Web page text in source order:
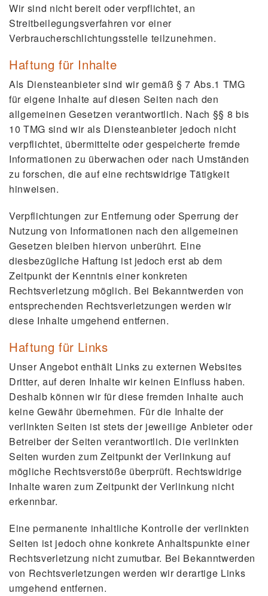
Wir sind nicht bereit oder verpflichtet, an
Streitbeilegungsverfahren vor einer
Verbraucherschlichtungsstelle teilzunehmen.
Haftung für Inhalte
Als Diensteanbieter sind wir gemäß § 7 Abs.1 TMG
für eigene Inhalte auf diesen Seiten nach den
allgemeinen Gesetzen verantwortlich. Nach §§ 8 bis
10 TMG sind wir als Diensteanbieter jedoch nicht
verpflichtet, übermittelte oder gespeicherte fremde
Informationen zu überwachen oder nach Umständen
zu forschen, die auf eine rechtswidrige Tätigkeit
hinweisen.
Verpflichtungen zur Entfernung oder Sperrung der
Nutzung von Informationen nach den allgemeinen
Gesetzen bleiben hiervon unberührt. Eine
diesbezügliche Haftung ist jedoch erst ab dem
Zeitpunkt der Kenntnis einer konkreten
Rechtsverletzung möglich. Bei Bekanntwerden von
entsprechenden Rechtsverletzungen werden wir
diese Inhalte umgehend entfernen.
Haftung für Links
Unser Angebot enthält Links zu externen Websites
Dritter, auf deren Inhalte wir keinen Einfluss haben.
Deshalb können wir für diese fremden Inhalte auch
keine Gewähr übernehmen. Für die Inhalte der
verlinkten Seiten ist stets der jeweilige Anbieter oder
Betreiber der Seiten verantwortlich. Die verlinkten
Seiten wurden zum Zeitpunkt der Verlinkung auf
mögliche Rechtsverstöße überprüft. Rechtswidrige
Inhalte waren zum Zeitpunkt der Verlinkung nicht
erkennbar.
Eine permanente inhaltliche Kontrolle der verlinkten
Seiten ist jedoch ohne konkrete Anhaltspunkte einer
Rechtsverletzung nicht zumutbar. Bei Bekanntwerden
von Rechtsverletzungen werden wir derartige Links
umgehend entfernen.